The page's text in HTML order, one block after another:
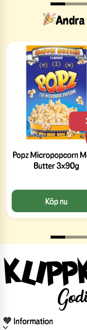
Popz Micropopcorn
Butter 3x90g
Köp nu
🧡 Information